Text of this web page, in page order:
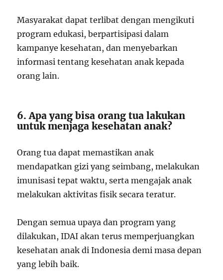
Masyarakat dapat terlibat dengan mengikuti
program edukasi, berpartisipasi dalam
kampanye kesehatan, dan menyebarkan
informasi tentang kesehatan anak kepada
orang lain.
6. Apa yang bisa orang tua lakukan
untuk menjaga kesehatan anak?
Orang tua dapat memastikan anak
mendapatkan gizi yang seimbang, melakukan
imunisasi tepat waktu, serta mengajak anak
melakukan aktivitas fisik secara teratur.
Dengan semua upaya dan program yang
dilakukan, IDAI akan terus memperjuangkan
kesehatan anak di Indonesia demi masa depan
yang lebih baik.